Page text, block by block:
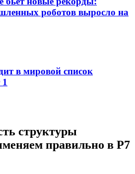
роботов выросло на
в мировой список
1
структуры
правильно в Р7